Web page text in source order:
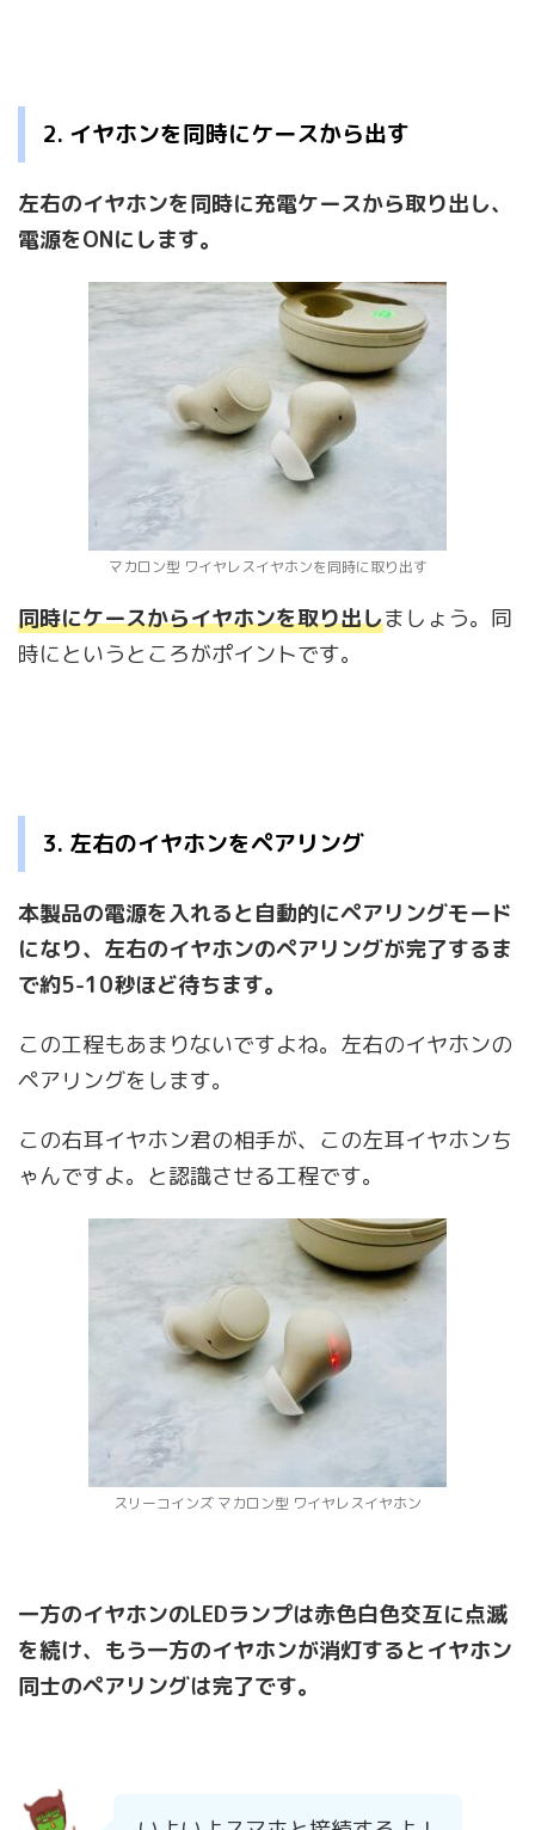
2. イヤホンを同時にケースから出す
左右のイヤホンを同時に充電ケースから取り出し、
電源をONにします。
マカロン型 ワイヤレスイヤホンを同時に取り出す
同時にケースからイヤホンを取り出しましょう。同
時にというところがポイントです。
3. 左右のイヤホンをペアリング
本製品の電源を入れると自動的にペアリングモード
になり、左右のイヤホンのペアリングが完了するま
で約5-10秒ほど待ちます。
この工程もあまりないですよね。左右のイヤホンの
ペアリングをします。
この右耳イヤホン君の相手が、この左耳イヤホンち
ゃんですよ。と認識させる工程です。
スリーコインズ マカロン型 ワイヤレスイヤホン
一方のイヤホンのLEDランプは赤色白色交互に点滅
を続け、もう一方のイヤホンが消灯するとイヤホン
同士のペアリングは完了です。